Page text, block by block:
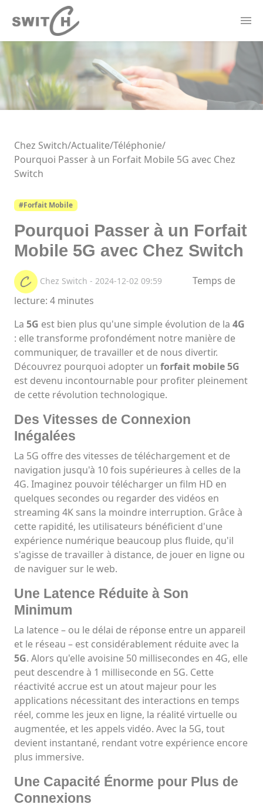
Offres Électricité
Forfaits Mobile
Borne de recharge
Chez Switch/Actualite/Téléphonie/
Pourquoi Passer à un Forfait Mobile 5G avec Chez
Switch
#Forfait Mobile
Pourquoi Passer à un Forfait
Mobile 5G avec Chez Switch
Chez Switch - 2024-12-02 09:59
Temps de
lecture: 4 minutes
La 5G est bien plus qu'une simple évolution de la 4G
: elle transforme profondément notre manière de
communiquer, de travailler et de nous divertir.
Découvrez pourquoi adopter un forfait mobile 5G
est devenu incontournable pour profiter pleinement
de cette révolution technologique.
Des Vitesses de Connexion
Inégalées
La 5G offre des vitesses de téléchargement et de
navigation jusqu'à 10 fois supérieures à celles de la
4G. Imaginez pouvoir télécharger un film HD en
quelques secondes ou regarder des vidéos en
streaming 4K sans la moindre interruption. Grâce à
cette rapidité, les utilisateurs bénéficient d'une
expérience numérique beaucoup plus fluide, qu'il
s'agisse de travailler à distance, de jouer en ligne ou
de naviguer sur le web.
Une Latence Réduite à Son
Minimum
La latence – ou le délai de réponse entre un appareil
et le réseau – est considérablement réduite avec la
5G. Alors qu'elle avoisine 50 millisecondes en 4G, elle
peut descendre à 1 milliseconde en 5G. Cette
réactivité accrue est un atout majeur pour les
applications nécessitant des interactions en temps
réel, comme les jeux en ligne, la réalité virtuelle ou
augmentée, et les appels vidéo. Avec la 5G, tout
devient instantané, rendant votre expérience encore
plus immersive.
Une Capacité Énorme pour Plus de
Connexions
Panneau de gestion des cookies